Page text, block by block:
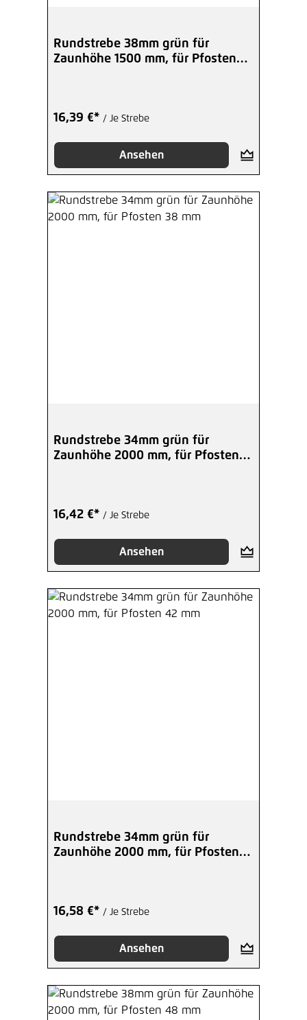
Rundstrebe 38mm grün für
Zaunhöhe 1500 mm, für Pfosten
16,39 €* / Je Strebe
Ansehen
Rundstrebe 34mm grün für
Zaunhöhe 2000 mm, für Pfosten
16,42 €* / Je Strebe
Ansehen
Rundstrebe 34mm grün für
Zaunhöhe 2000 mm, für Pfosten
16,58 €* / Je Strebe
Ansehen